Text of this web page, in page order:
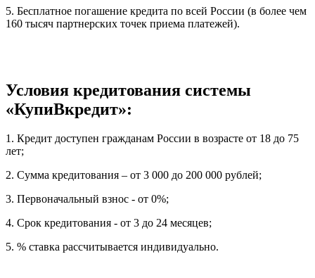
5. Бесплатное погашение кредита по всей России (в более чем
160 тысяч партнерских точек приема платежей).
Условия кредитования системы
«КупиВкредит»:
1. Кредит доступен гражданам России в возрасте от 18 до 75
лет;
2. Сумма кредитования – от 3 000 до 200 000 рублей;
3. Первоначальный взнос - от 0%;
4. Срок кредитования - от 3 до 24 месяцев;
5. % ставка рассчитывается индивидуально.